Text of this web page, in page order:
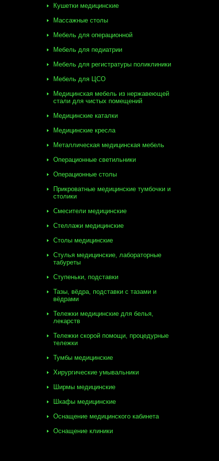
Кушетки медицинские
Массажные столы
Мебель для операционной
Мебель для педиатрии
Мебель для регистратуры поликлиники
Мебель для ЦСО
Медицинская мебель из нержавеющей
стали для чистых помещений
Медицинские каталки
Медицинские кресла
Металлическая медицинская мебель
Операционные светильники
Операционные столы
Прикроватные медицинские тумбочки и
столики
Смесители медицинские
Стеллажи медицинские
Столы медицинские
Стулья медицинские, лабораторные
табуреты
Ступеньки, подставки
Тазы, вёдра, подставки с тазами и
вёдрами
Тележки медицинские для белья,
лекарств
Тележки скорой помощи, процедурные
тележки
Тумбы медицинские
Хирургические умывальники
Ширмы медицинские
Шкафы медицинские
Оснащение медицинского кабинета
Оснащение клиники